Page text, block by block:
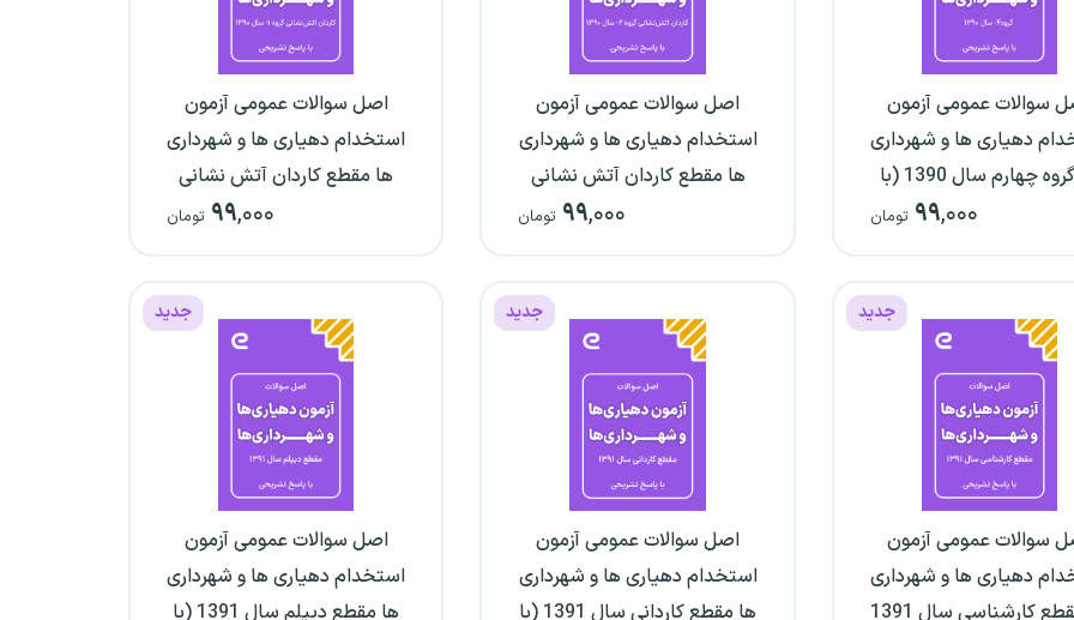
سوالات عمومی آزمون
دهیاری ها و شهرداری
ها گروه چهارم سال 1390 (با
پاسخ‌نامه تشریحی)
۹۹,۰۰۰ تومان
اصل سوالات عمومی آزمون
استخدام دهیاری ها و شهرداری
ها مقطع کاردان آتش نشانی
گروه دو سال 1390 (با
۹۹,۰۰۰ تومان
اصل سوالات عمومی آزمون
استخدام دهیاری ها و شهرداری
ها مقطع کاردان آتش نشانی
گروه یک سال 1390 (با۹۹,۰۰۰ تومان
جدید
سوالات عمومی آزمون
دهیاری ها و شهرداری
ها مقطع کارشناسی سال 1391
جدید
اصل سوالات عمومی آزمون
استخدام دهیاری ها و شهرداری
ها مقطع کاردانی سال 1391 (با
جدید
اصل سوالات عمومی آزمون
استخدام دهیاری ها و شهرداری
ها مقطع دیپلم سال 1391 (با